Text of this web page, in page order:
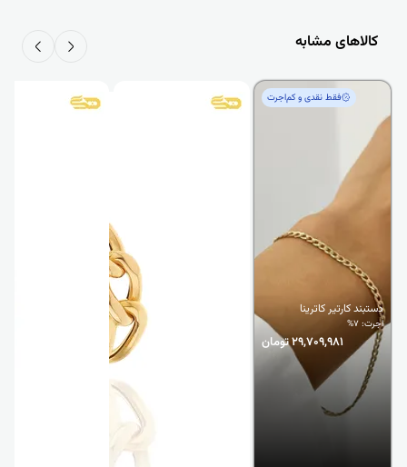
کالاهای مشابه
فقط‌ نقدی و کم‌اجرت
دستبند کارتیر کاترینا
اجرت: 7%
29,709,981 تومان